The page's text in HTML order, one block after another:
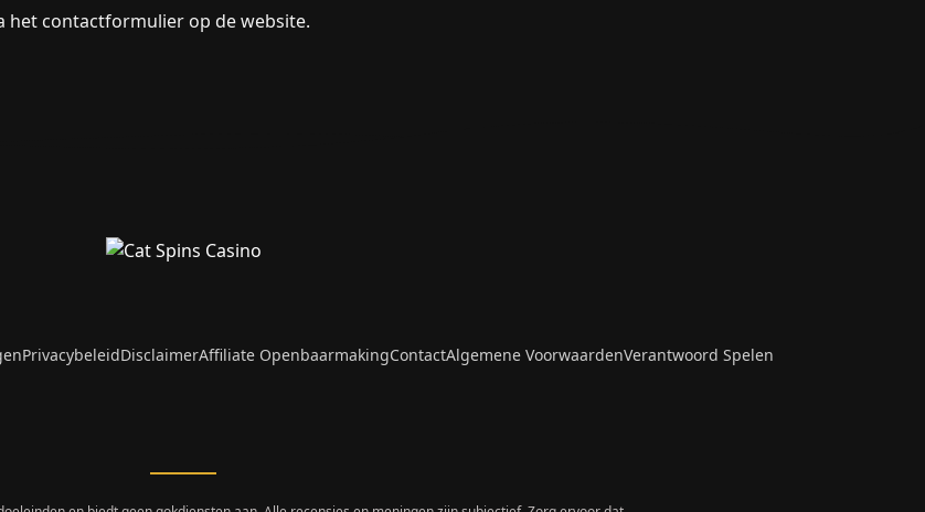
het contactformulier op de website.
PrivacybeleidDisclaimerAffiliate OpenbaarmakingContactAlgemene VoorwaardenVerantwoord Spelen